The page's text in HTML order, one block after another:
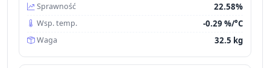
Sprawność
22.58%
Wsp. temp. -0.29 %/°C
Waga 32.5 kg